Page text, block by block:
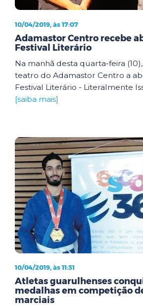
10/04/2019, às 17:07
Adamastor Centro recebe
Festival Literário
Na manhã desta quarta-feira
teatro do Adamastor Centro a
Festival Literário - Literalmente
[saiba mais]
10/04/2019, às 11:31
Atletas guarulhenses
medalhas em competição
marciais